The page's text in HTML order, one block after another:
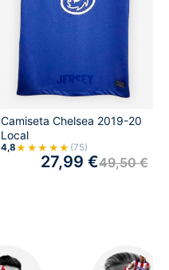
Camiseta Chelsea 2019-20
Local
4,8★★★★★ (75)
49,50€
27,99 €